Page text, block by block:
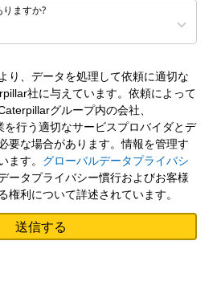
ますか?
り、データを処理して依頼に適切な
社に与えています。依頼によって
グループ内の会社、
行う適切なサービスプロバイダとデ
要な場合があります。情報を管理す
ます。 グローバルデータプライバシ
ータプライバシー慣行およびお客様
権利について詳述されています。